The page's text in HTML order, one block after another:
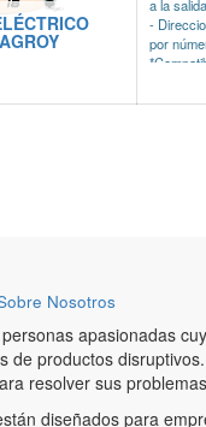
a la
-
por
Nosotros
apasionadas
de productos
resolver sus
diseñados para